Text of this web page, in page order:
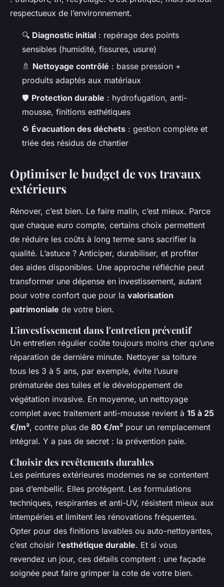
respectueux de l’environnement.
🔍 Diagnostic initial : repérage des points
sensibles (humidité, fissures, usure)
🚿 Nettoyage contrôlé : basse pression +
produits adaptés aux matériaux
🛡️ Protection durable : hydrofugation, anti-
mousse, finitions esthétiques
♻️ Évacuation des déchets : gestion complète et
triée des résidus de chantier
Optimiser le budget de vos travaux
extérieurs
Rénover, c’est bien. Le faire malin, c’est mieux. Parce
que chaque euro compte, certains choix permettent
de réduire les coûts à long terme sans sacrifier la
qualité. L’astuce ? Anticiper, durabiliser, et profiter
des aides disponibles. Une approche réfléchie peut
transformer une dépense en investissement, autant
pour votre confort que pour la valorisation
patrimoniale de votre bien.
L'investissement dans l'entretien préventif
Un entretien régulier coûte toujours moins cher qu’une
réparation de dernière minute. Nettoyer sa toiture
tous les 3 à 5 ans, par exemple, évite l’usure
prématurée des tuiles et le développement de
végétation invasive. En moyenne, un nettoyage
complet avec traitement anti-mousse revient à 15 à 25
€/m², contre plus de 80 €/m² pour un remplacement
intégral. Y a pas de secret : la prévention paie.
Choisir des revêtements durables
Les peintures extérieures modernes ne se contentent
pas d’embellir. Elles protègent. Les formulations
techniques, respirantes et anti-UV, résistent mieux aux
intempéries et limitent les rénovations fréquentes.
Opter pour des finitions lavables ou auto-nettoyantes,
c’est choisir l’esthétique durable. Et si vous
revendez un jour, ces détails comptent : une façade
soignée peut faire grimper la cote de votre bien.